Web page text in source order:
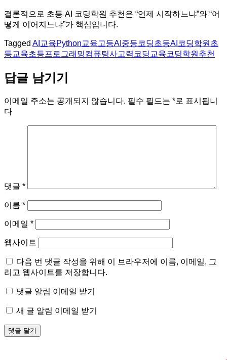
결론적으로 초등 AI 코딩학원 추천은 “언제 시작하느냐”와 “어
떻게 이어지느냐”가 핵심입니다.
Tagged AI교육Python교육고등AI 중등코딩초등AI코딩학원 초
등교육초등프로그래밍컴퓨팅사고력 코딩교육코딩학원추천
답글 남기기
이메일 주소는 공개되지 않습니다. 필수 필드는 *로 표시됩니
다
댓글 *
이름 *
이메일 *
웹사이트
다음 번 댓글 작성을 위해 이 브라우저에 이름, 이메일, 그
리고 웹사이트를 저장합니다.
댓글 알림 이메일 받기
새 글 알림 이메일 받기